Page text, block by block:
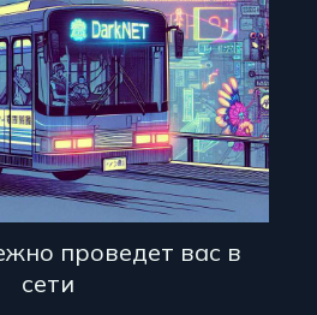
проведет вас в
сети